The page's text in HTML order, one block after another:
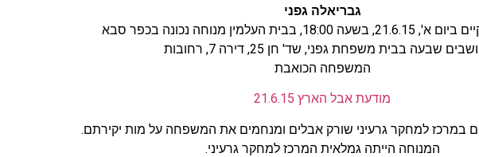
גבריאלה גפני
בבית העלמין מנוחה נכונה בכפר סבא
שבעה בבית משפחת גפני, שד' חן 25, דירה 7, רחובות
המשפחה הכואבת
מודעת אבל הארץ 21.6.15
במרכז למחקר גרעיני שורק אבלים ומנחמים את המשפחה על מות יקירתם.
המנוחה הייתה גמלאית המרכז למחקר גרעיני.